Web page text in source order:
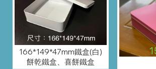
166*149*47mm鐵盒(白)
餅乾鐵盒、喜餅鐵盒